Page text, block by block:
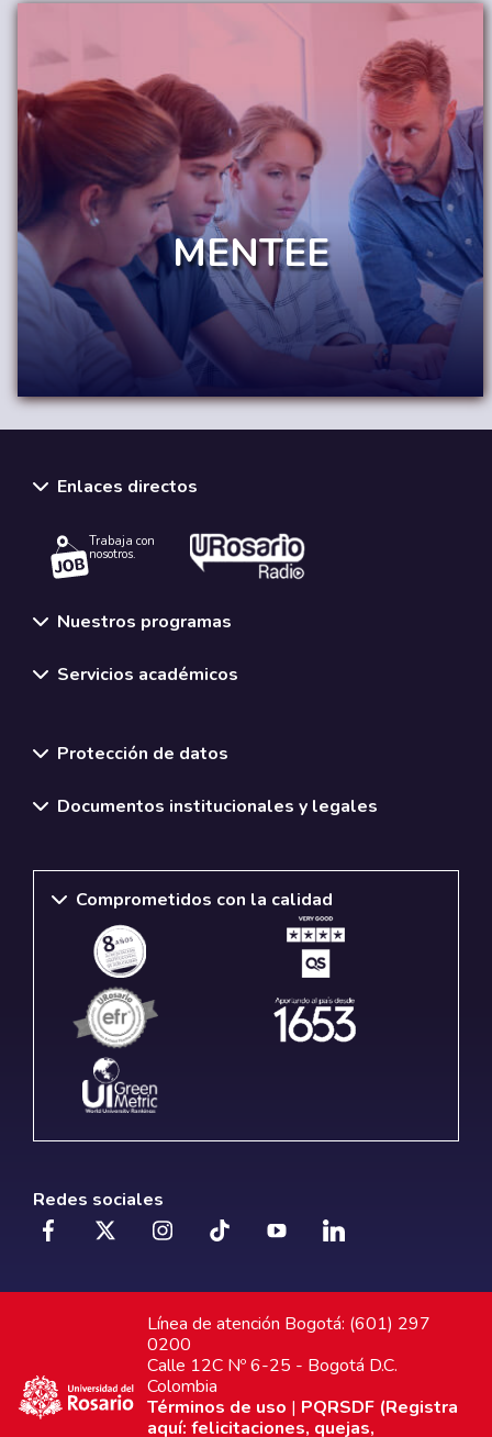
MENTEE
Enlaces directos
Trabaja con
nosotros.
Nuestros programas
Servicios académicos
Protección de datos
Documentos institucionales y legales
Comprometidos con la calidad
Redes sociales
Línea de atención Bogotá: (601) 297
0200
Calle 12C Nº 6-25 - Bogotá D.C.
Colombia
Términos de uso | PQRSDF (Registra
aquí: felicitaciones, quejas,